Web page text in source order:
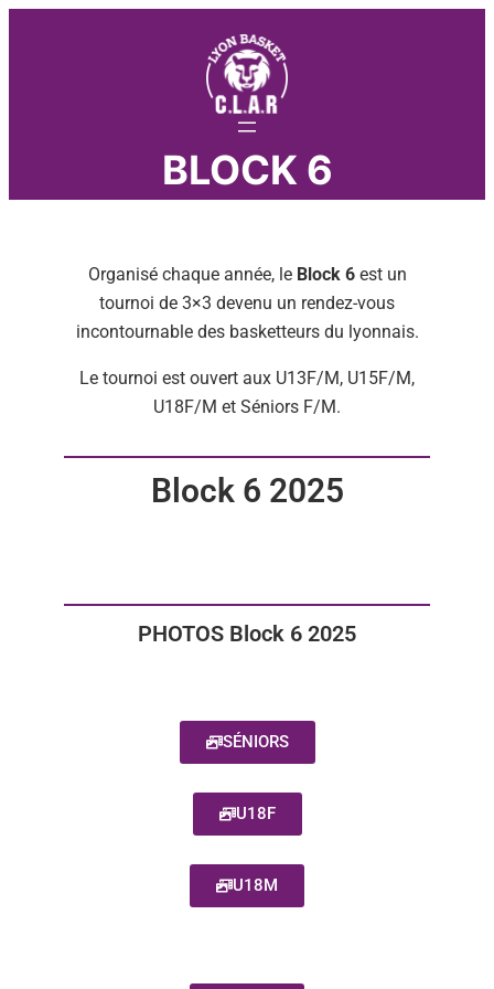
BLOCK 6
Organisé chaque année, le Block 6est un
tournoi de 3×3 devenu un rendez-vous
incontournable des basketteurs du lyonnais.
Le tournoi est ouvert aux U13F/M, U15F/M,
U18F/M et Séniors F/M.
Block 6 2025
PHOTOS Block 6 2025
SÉNIORS
U18F
U18M